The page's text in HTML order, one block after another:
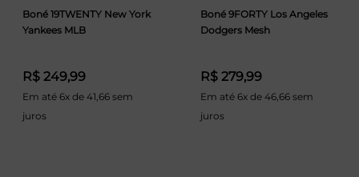
Boné 19TWENTY New York
Yankees MLB
R$ 249,99
Em até 6x de 41,66 sem
juros
Boné 9FORTY Los Angeles
Dodgers Mesh
R$ 279,99
Em até 6x de 46,66 sem
juros